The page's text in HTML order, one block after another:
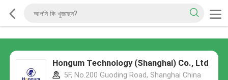
Hongum Technology (Shanghai) Co., Ltd
5F, No.200 Guoding Road, Shanghai China